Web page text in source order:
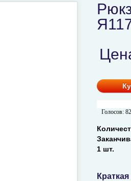
Голосов:
1 шт.